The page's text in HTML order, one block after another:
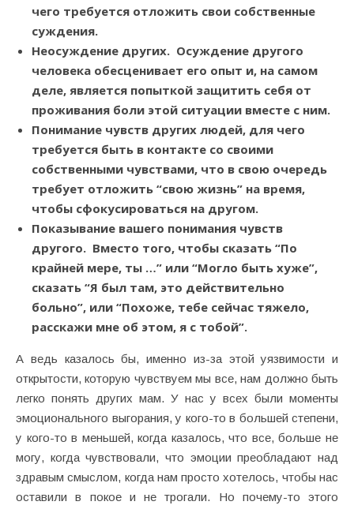
чего требуется отложить свои собственные
cуждения.
Неосуждение других. Осуждение другого
человека обесценивает его опыт и, на самом
деле, является попыткой защитить себя от
проживания боли этой ситуации вместе с ним.
Понимание чувств других людей, для чего
требуется быть в контакте со своими
собственными чувствами, что в свою очередь
требует отложить “свою жизнь” на время,
чтобы сфокусироваться на другом.
Показывание вашего понимания чувств
другого. Вместо того, чтобы сказать “По
крайней мере, ты …” или “Могло быть хуже”,
сказать “Я был там, это действительно
больно”, или “Похоже, тебе сейчас тяжело,
расскажи мне об этом, я с тобой”.
А ведь казалось бы, именно из-за этой уязвимости и
открытости, которую чувствуем мы все, нам должно быть
легко понять других мам. У нас у всех были моменты
эмоционального выгорания, у кого-то в большей степени,
у кого-то в меньшей, когда казалось, что все, больше не
могу, когда чувствовали, что эмоции преобладают над
здравым смыслом, когда нам просто хотелось, чтобы нас
оставили в покое и не трогали. Но почему-то этого